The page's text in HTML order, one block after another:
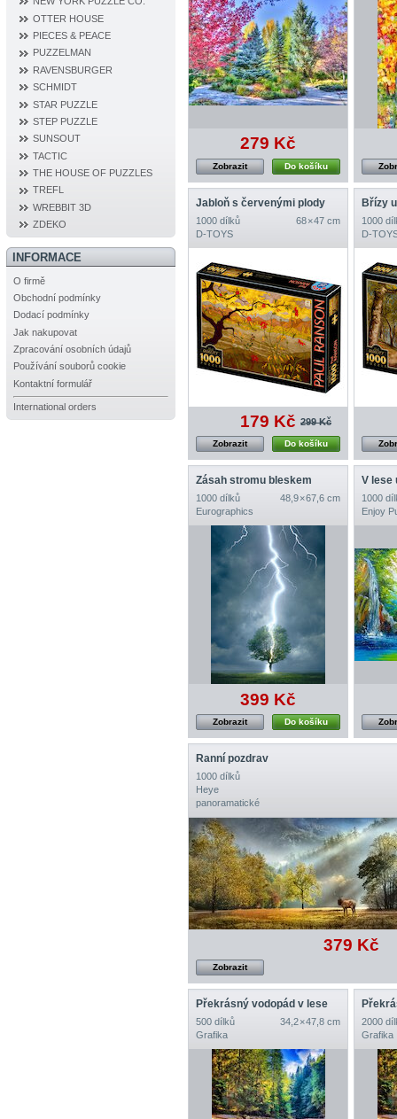
OTTER HOUSE
PIECES & PEACE
PUZZELMAN
RAVENSBURGER
SCHMIDT
STAR PUZZLE
STEP PUZZLE
SUNSOUT
TACTIC
THE HOUSE OF PUZZLES
TREFL
WREBBIT 3D
ZDEKO
INFORMACE
O firmě
Obchodní podmínky
Dodací podmínky
Jak nakupovat
Zpracování osobních údajů
Používání souborů cookie
Kontaktní formulář
International orders
279 Kč
Do košíku
Zobrazit
Jabloň s červenými plody
1000 dílků
68 × 47 cm
D‐TOYS
179 Kč 299 Kč
Do košíku
Zobrazit
Břízy
1000
Zásah stromu bleskem
1000 dílků
48,9 × 67,6 cm
Eurographics
399 Kč
Do košíku
Zobrazit
V lese
1000
Enjoy
Ranní pozdrav
1000 dílků
Heye
panoramatické
379 Kč
Zobrazit
Překrásný vodopád v lese
500 dílků
34,2 × 47,8 cm
Grafika
2000
Grafika